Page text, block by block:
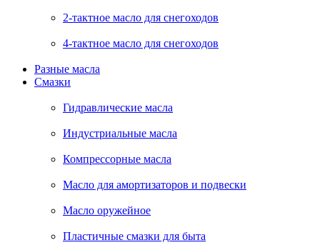
2-тактное масло для снегоходов
4-тактное масло для снегоходов
Разные масла
Смазки
Гидравлические масла
Индустриальные масла
Компрессорные масла
Масло для амортизаторов и подвески
Масло оружейное
Пластичные смазки для быта